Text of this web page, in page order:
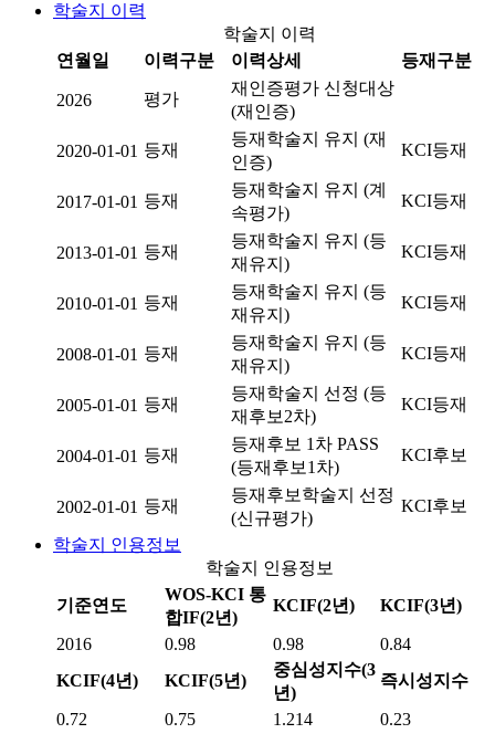
학술지 이력
학술지 이력
연월일
이력구분 이력상세 등재구분
2026 평가
재인증평가 신청대상
(재인증)
2020-01-01 등재
등재학술지 유지 (재
인증)
KCI등재
2017-01-01 등재
등재학술지 유지 (계
속평가)
KCI등재
2013-01-01 등재
등재학술지 유지 (등
재유지)
KCI등재
2010-01-01 등재
등재학술지 유지 (등
재유지)
KCI등재
2008-01-01 등재
등재학술지 유지 (등
재유지)
KCI등재
2005-01-01 등재
등재학술지 선정 (등
재후보2차)
KCI등재
2004-01-01 등재
등재후보 1차 PASS
(등재후보1차)
KCI후보
2002-01-01 등재
등재후보학술지 선정
(신규평가)
KCI후보
학술지 인용정보
학술지 인용정보
기준연도
WOS-KCI 통
합IF(2년)
KCIF(2년) KCIF(3년)
2016 0.98 0.98
0.84
KCIF(4년)
KCIF(5년)
중심성지수(3
년)
즉시성지수
0.72 0.75 1.214 0.23